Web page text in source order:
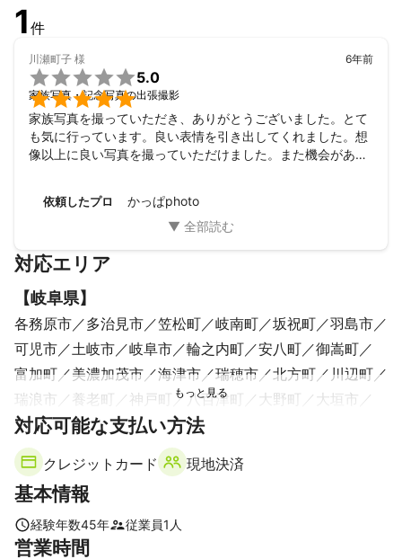
1 件
川瀬町子 様


5.0
家族写真・記念写真の出張撮影
6年前
家族写真を撮っていただき、ありがとうございました。とて
も気に行っています。良い表情を引き出してくれました。想
像以上に良い写真を撮っていただけました。また機会があれ
依頼したプロ かっぱphoto
対応エリア
【岐阜県】
各務原市 多治見市 笠松町 岐南町 坂祝町
羽島市
可児市
土岐市 岐阜市 輪之内町 安八町
御嵩町
富加町
美濃加茂市 海津市 瑞穂市 北方町
川辺町
瑞浪市
養老町 神戸町 八百津町 大野町
大垣市
美濃市
七宗町 池田町 垂井町
関ケ原町
【愛知県】
豊山町 北名古屋市
岩倉市
清須市 尾張旭市
江南市
扶桑町
対応可能な支払い方法
クレジットカード 現地決済
基本情報
経験年数45年 従業員1 人
営業時間